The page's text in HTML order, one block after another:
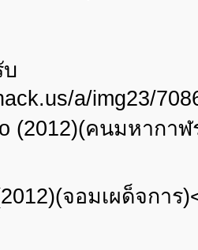
บ
a/img23/
(2012)(คนมหากา
จอมเผด็จกา